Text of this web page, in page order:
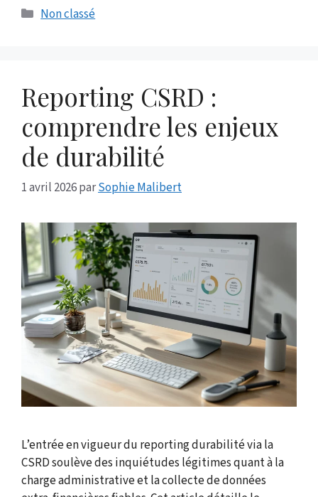
Catégories
Non classé
Reporting CSRD :
comprendre les enjeux
de durabilité
1 avril 2026parSophie Malibert
L’entrée en vigueur du reporting durabilité via la
CSRD soulève des inquiétudes légitimes quant à la
charge administrative et la collecte de données